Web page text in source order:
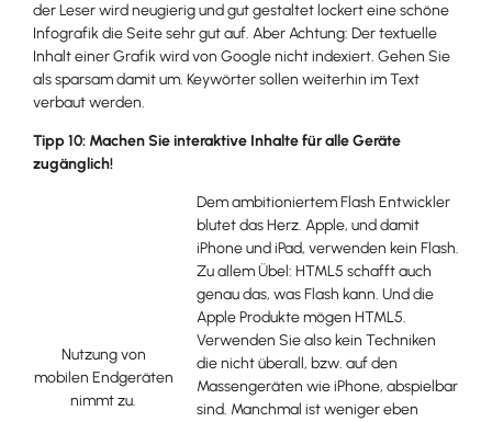
der Leser wird neugierig und gut gestaltet lockert eine schöne
Infografik die Seite sehr gut auf. Aber Achtung: Der textuelle
Inhalt einer Grafik wird von Google nicht indexiert. Gehen Sie
als sparsam damit um. Keywörter sollen weiterhin im Text
verbaut werden.
Tipp 10: Machen Sie interaktive Inhalte für alle Geräte
zugänglich!
Nutzung von
mobilen Endgeräten
nimmt zu.
Dem ambitioniertem Flash Entwickler
blutet das Herz. Apple, und damit
iPhone und iPad, verwenden kein Flash.
Zu allem Übel: HTML5 schafft auch
genau das, was Flash kann. Und die
Apple Produkte mögen HTML5.
Verwenden Sie also kein Techniken
die nicht überall, bzw. auf den
Massengeräten wie iPhone, abspielbar
sind. Manchmal ist weniger eben